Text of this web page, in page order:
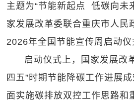
主题为“节能新起点 低碳向未
家发展改革委联合重庆市人民
2026年全国节能宣传周启动仪
启动仪式上，国家发展改
四五”时期节能降碳工作进展
面实施碳排放双控工作思路和